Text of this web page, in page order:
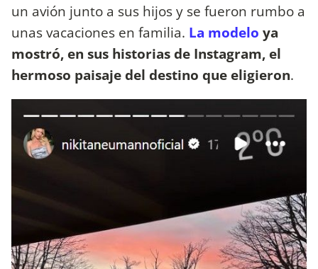
un avión junto a sus hijos y se fueron rumbo a
unas vacaciones en familia. La modelo ya
mostró, en sus historias de Instagram, el
hermoso paisaje del destino que eligieron.